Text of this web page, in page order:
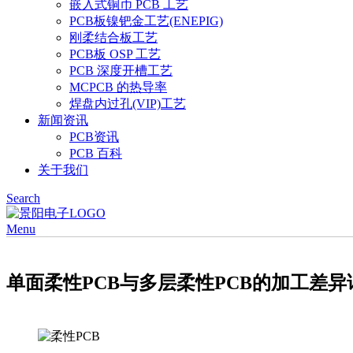
嵌入式铜币 PCB 工艺
PCB板镍钯金工艺(ENEPIG)
刚柔结合板工艺
PCB板 OSP 工艺
PCB 深度开槽工艺
MCPCB 的热导率
焊盘内过孔(VIP)工艺
新闻资讯
PCB资讯
PCB 百科
关于我们
Search
Menu
单面柔性PCB与多层柔性PCB的加工差异